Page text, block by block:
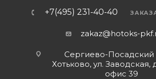
+7(495) 231-40-40
zakaz@hotoks-
Сергиево-Посадский
Хотьково, ул. Заводская,
офис 39